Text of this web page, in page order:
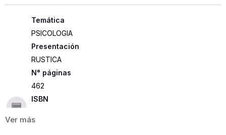
PSICOLOGIA
Presentación
RUSTICA
462
ISBN
Editorial